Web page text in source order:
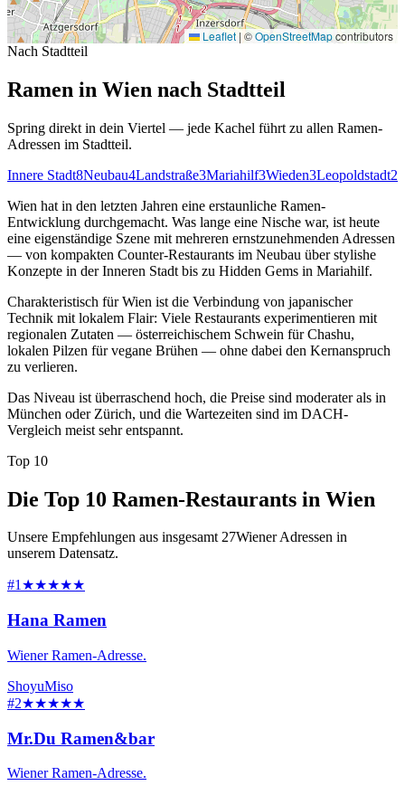
Leaflet | ©OpenStreetMapcontributors
Nach Stadtteil
Ramen in Wien nach Stadtteil
Spring direkt in dein Viertel — jede Kachel führt zu allen Ramen-
Adressen im Stadtteil.
Innere Stadt8Neubau4Landstraße3Mariahilf3Wieden3Leopoldstadt2
Wien hat in den letzten Jahren eine erstaunliche Ramen-
Entwicklung durchgemacht. Was lange eine Nische war, ist heute
eine eigenständige Szene mit mehreren ernstzunehmenden Adressen
— von kompakten Counter-Restaurants im Neubau über stylishe
Konzepte in der Inneren Stadt bis zu Hidden Gems in Mariahilf.
Charakteristisch für Wien ist die Verbindung von japanischer
Technik mit lokalem Flair: Viele Restaurants experimentieren mit
regionalen Zutaten — österreichischem Schwein für Chashu,
lokalen Pilzen für vegane Brühen — ohne dabei den Kernanspruch
zu verlieren.
Das Niveau ist überraschend hoch, die Preise sind moderater als in
München oder Zürich, und die Wartezeiten sind im DACH-
Vergleich meist sehr entspannt.
Top 10
Die Top 10 Ramen-Restaurants in Wien
Unsere Empfehlungen aus insgesamt 27Wiener Adressen in
unserem Datensatz.
#1★★★★★
Hana Ramen
Wiener Ramen-Adresse.
ShoyuMiso
#2★★★★★
Mr.Du Ramen&bar
Wiener Ramen-Adresse.